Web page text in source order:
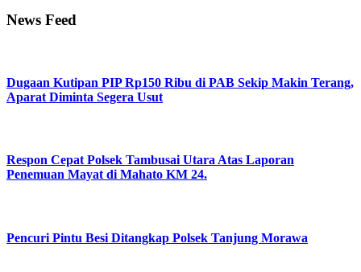
News Feed
Dugaan Kutipan PIP Rp150 Ribu di PAB Sekip Makin Terang,
Aparat Diminta Segera Usut
Respon Cepat Polsek Tambusai Utara Atas Laporan
Penemuan Mayat di Mahato KM 24.
Pencuri Pintu Besi Ditangkap Polsek Tanjung Morawa